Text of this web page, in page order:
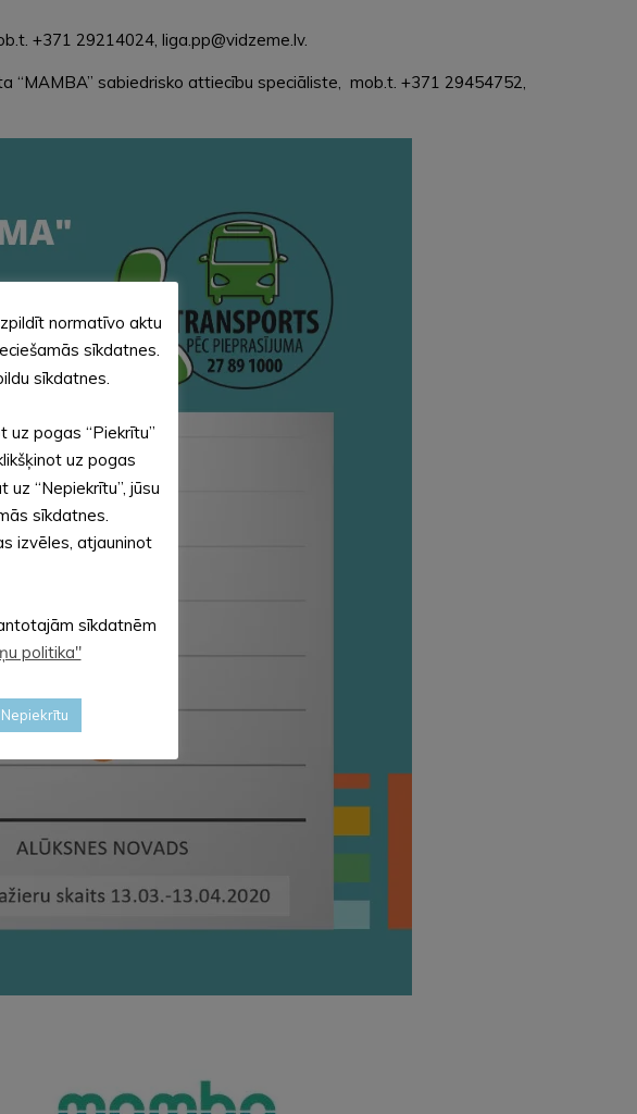
+371 29214024, liga.pp@vidzeme.lv.
“MAMBA” sabiedrisko attiecību speciāliste, mob.t. +371 29454752,
normatīvo aktu
sīkdatnes.
sīkdatnes.
uz pogas “Piekrītu”
uz pogas
uz “Nepiekrītu”, jūsu
sīkdatnes.
izvēles, atjauninot
sīkdatnēm
politika"
Nepiekrītu